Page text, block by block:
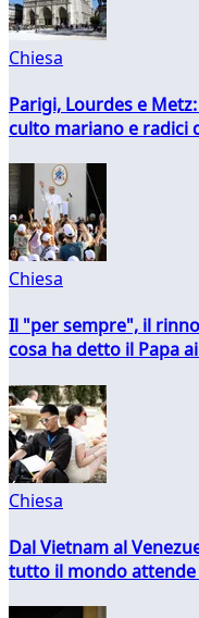
Chiesa
Parigi, Lourdes e
culto mariano e radici
Chiesa
Il "per sempre", il
cosa ha detto il Papa
Chiesa
Dal Vietnam al
tutto il mondo attende